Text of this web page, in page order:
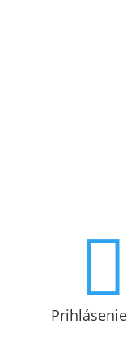

Prihlásenie